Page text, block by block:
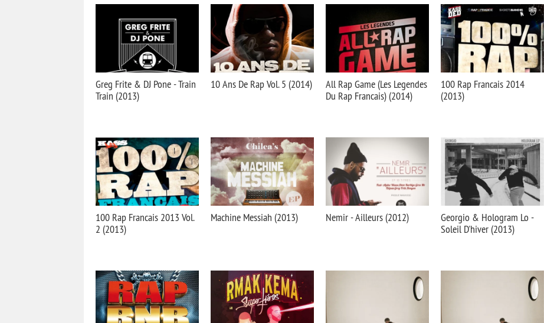
Greg Frite & DJ Pone - Train
Train (2013)
10 Ans De Rap Vol. 5 (2014)
All Rap Game (Les Legendes
Du Rap Francais) (2014)
100 Rap Francais 2014
(2013)
100 Rap Francais 2013 Vol.
2 (2013)
Machine Messiah (2013) Nemir - Ailleurs (2012)
Georgio & Hologram Lo -
Soleil D'hiver (2013)